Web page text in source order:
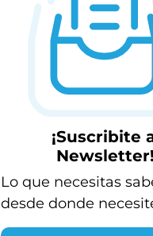
¡Suscribite
Newsletter!
Lo que necesitas
desde donde